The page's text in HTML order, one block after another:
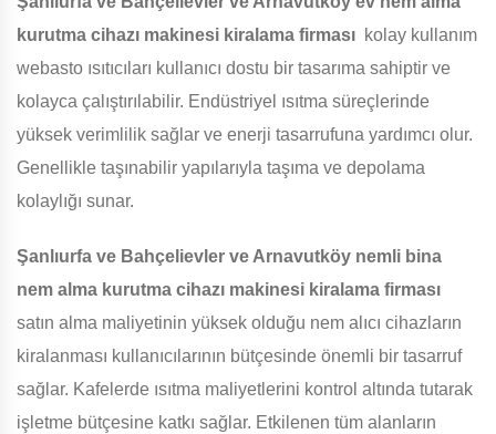
kurutma cihazı makinesi kiralama firması kolay kullanım
webasto ısıtıcıları kullanıcı dostu bir tasarıma sahiptir ve
kolayca çalıştırılabilir. Endüstriyel ısıtma süreçlerinde
yüksek verimlilik sağlar ve enerji tasarrufuna yardımcı olur.
Genellikle taşınabilir yapılarıyla taşıma ve depolama
kolaylığı sunar.
Şanlıurfa ve Bahçelievler ve Arnavutköy nemli bina
nem alma kurutma cihazı makinesi kiralama firması
satın alma maliyetinin yüksek olduğu nem alıcı cihazların
kiralanması kullanıcılarının bütçesinde önemli bir tasarruf
sağlar. Kafelerde ısıtma maliyetlerini kontrol altında tutarak
işletme bütçesine katkı sağlar. Etkilenen tüm alanların